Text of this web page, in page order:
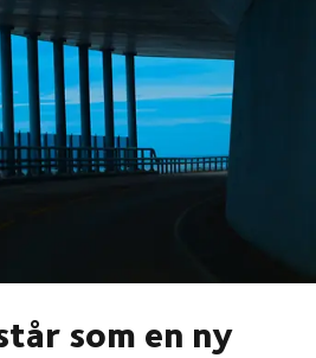
som en ny